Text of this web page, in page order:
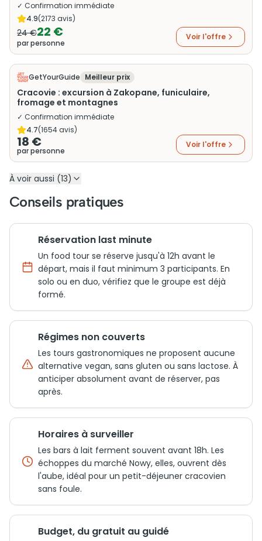
✓ Confirmation immédiate
4.9(2173 avis)
24 €22 €
par personne
Voir l'offre
GetYourGuide Meilleur prix
Cracovie : excursion à Zakopane, funiculaire,
fromage et montagnes
✓ Confirmation immédiate
4.7(1654avis)
18 €
par personne
Voir l'offre
À voir aussi (13)
Conseils pratiques
Réservation last minute
Un food tour se réserve jusqu'à 12h avant le
départ, mais il faut minimum 3 participants. En
solo ou en duo, vérifiez que le groupe est déjà
formé.
Régimes non couverts
Les tours gastronomiques ne proposent aucune
alternative vegan, sans gluten ou sans lactose. À
anticiper absolument avant de réserver, pas
après.
Horaires à surveiller
Les bars à lait ferment souvent avant 18h. Les
échoppes du marché Nowy, elles, ouvrent dès
l'aube, idéal pour un petit-déjeuner cracovien
sans foule.
Budget, du gratuit au guidé